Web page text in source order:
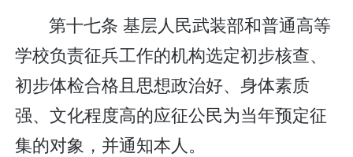
第十七条 基层人民武装部和普通高等
学校负责征兵工作的机构选定初步核查、
初步体检合格且思想政治好、身体素质
强、文化程度高的应征公民为当年预定征
集的对象，并通知本人。